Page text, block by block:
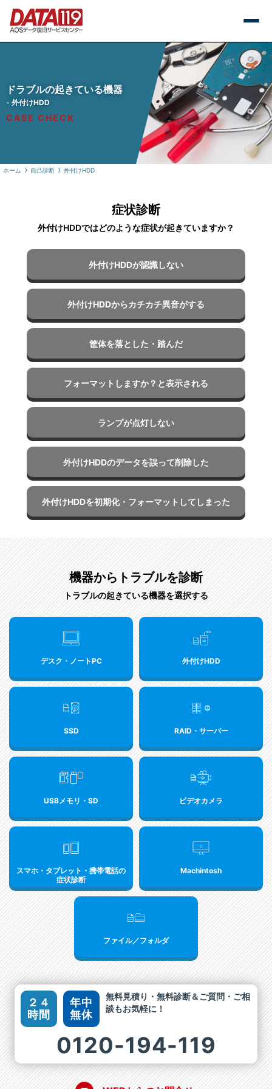
ドラブルの起きている機器
- 外付けHDD
CASE CHECK
ホーム 自己診断 外付けHDD
症状診断
外付けHDDではどのような症状が起きていますか？
外付けHDDが認識しない
外付けHDDからカチカチ異⾳がする
筐体を落とした・踏んだ
フォーマットしますか？と表示される
ランプが点灯しない
外付けHDDのデータを誤って削除した
外付けHDDを初期化・フォーマットしてしまった
機器からトラブルを診断
トラブルの起きている機器を選択する
デスク・ノートPC 外付けHDD
SSD RAID・サーバー
USBメモリ・SD ビデオカメラ
スマホ・タブレット・携帯電話の
症状診断
Machintosh
ファイル／フォルダ
２４
時間
年中
無休
無料見積り・無料診断＆ご質問・ご相
談もお気軽に！
0120-194-119